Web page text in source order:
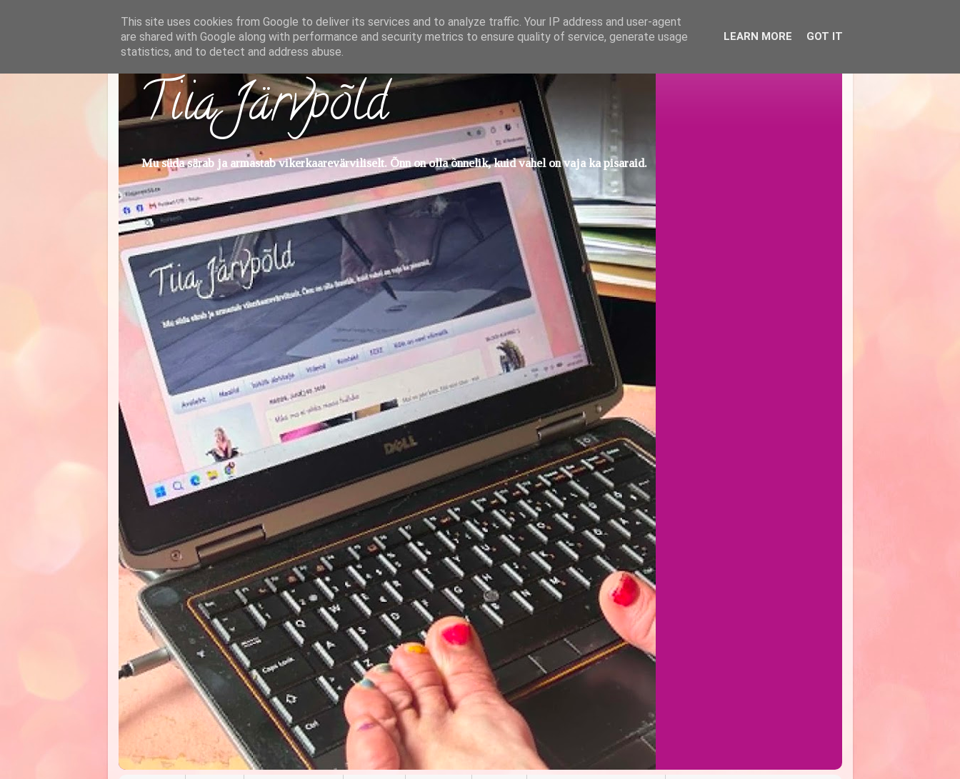
Tiia Järvpõld
Mu süda särab ja armastab vikerkaarevärviliselt. Õnn on olla õnnelik, kuid vahel on vaja ka pisaraid.
This site uses cookies from Google to deliver its services and to analyze traffic. Your IP address and user-agent
are shared with Google along with performance and security metrics to ensure quality of service, generate usage
statistics, and to detect and address abuse.
LEARN MORE GOT IT